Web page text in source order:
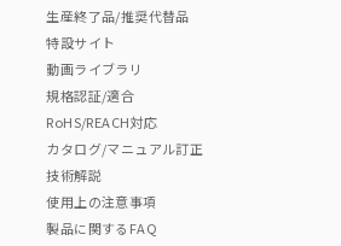
生産終了品/推奨代替品
特設サイト
動画ライブラリ
規格認証/適合
RoHS/REACH対応
カタログ/マニュアル訂正
技術解説
使用上の注意事項
製品に関するFAQ